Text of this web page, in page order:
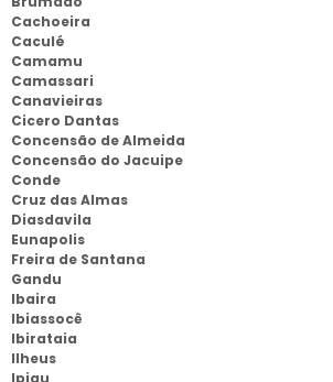
Cachoeira
Caculé
Camamu
Camassari
Canavieiras
Cicero Dantas
Concensão de Almeida
Concensão do Jacuipe
Conde
Cruz das Almas
Diasdavila
Eunapolis
Freira de Santana
Gandu
Ibaira
Ibiassocê
Ibirataia
Ilheus
Ipiau